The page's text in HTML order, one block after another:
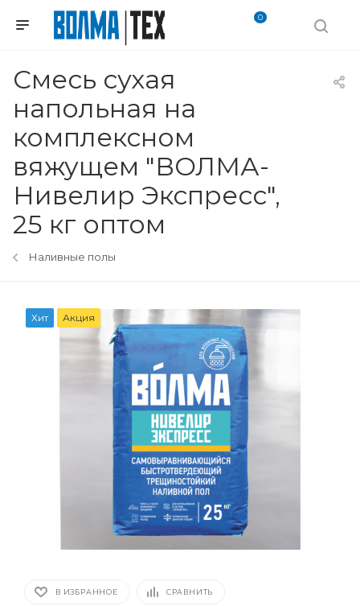
0
Смесь сухая
напольная на
комплексном
вяжущем "ВОЛМА-
Нивелир Экспресс",
25 кг оптом
Наливные полы
Хит Акция
В ИЗБРАННОЕ СРАВНИТЬ